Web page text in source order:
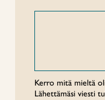
Kerro mitä mieltä
Lähettämäsi viesti